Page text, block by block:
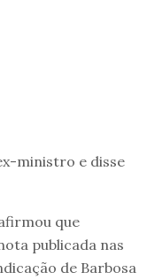
ministro e disse
que
publicada nas
de Barbosa